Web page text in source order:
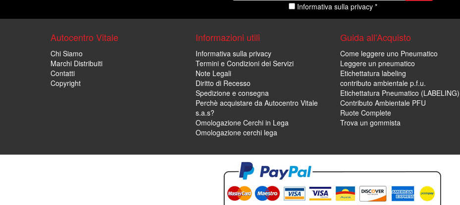
Informativa sulla privacy *
Autocentro Vitale
Chi Siamo
Marchi Distribuiti
Contatti
Copyright
Informazioni utili
Informativa sulla privacy
Termini e Condizioni dei Servizi
Note Legali
Diritto di Recesso
Spedizione e consegna
Perchè acquistare da Autocentro Vitale
s.a.s?
Omologazione Cerchi in Lega
Omologazione cerchi lega
Guida all'Acquisto
Come leggere uno Pneumatico
Leggere un pneumatico
Etichettatura labeling
contributo ambientale p.f.u.
Etichettatura Pneumatico (LABELING)
Contributo Ambientale PFU
Ruote Complete
Trova un gommista